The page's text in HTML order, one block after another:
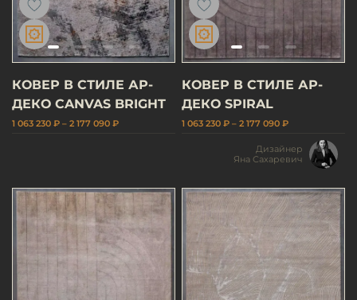
КОВЕР В СТИЛЕ АР-
ДЕКО CANVAS BRIGHT
1 063 230 ₽ – 2 177 090 ₽
КОВЕР В СТИЛЕ АР-
ДЕКО SPIRAL
1 063 230 ₽ – 2 177 090 ₽
Дизайнер
Яна Сахаревич